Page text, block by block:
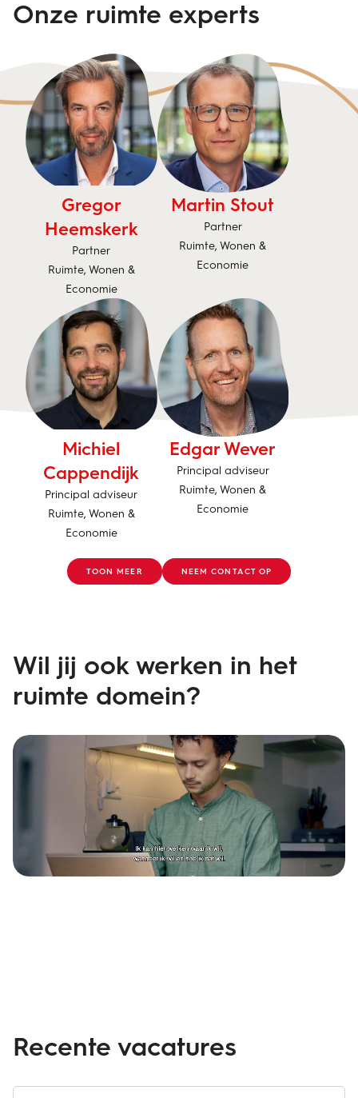
Onze ruimte experts
Gregor
Heemskerk
Partner
Ruimte, Wonen &
Economie
Martin Stout
Partner
Ruimte, Wonen &
Economie
Michiel
Cappendijk
Principal adviseur
Ruimte, Wonen &
Economie
Edgar Wever
Principal adviseur
Ruimte, Wonen &
Economie
TOON MEER NEEM CONTACT OP
Wil jij ook werken in het
ruimte domein?
Recente vacatures